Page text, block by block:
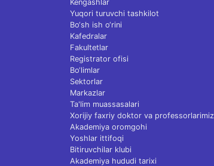
Kengashlar
Yuqori turuvchi tashkilot
Bo‘sh ish o‘rini
Kafedralar
Fakultetlar
Registrator ofisi
Bo‘limlar
Sektorlar
Markazlar
Ta'lim muassasalari
Xorijiy faxriy doktor va professorlarimiz
Akademiya oromgohi
Yoshlar ittifoqi
Bitiruvchilar klubi
Akademiya hududi tarixi